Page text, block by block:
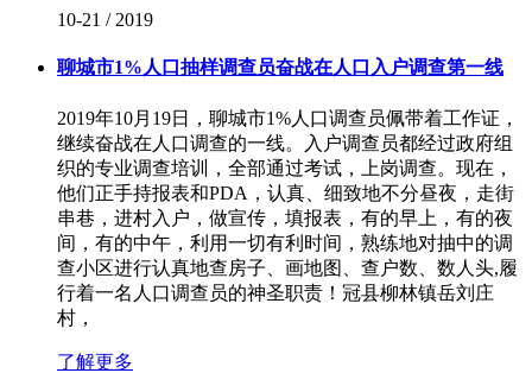
10-21 / 2019
聊城市1%人口抽样调查员奋战在人口入户调查第一线
2019年10月19日，聊城市1%人口调查员佩带着工作证，
继续奋战在人口调查的一线。入户调查员都经过政府组
织的专业调查培训，全部通过考试，上岗调查。现在，
他们正手持报表和PDA，认真、细致地不分昼夜，走街
串巷，进村入户，做宣传，填报表，有的早上，有的夜
间，有的中午，利用一切有利时间，熟练地对抽中的调
查小区进行认真地查房子、画地图、查户数、数人头,履
行着一名人口调查员的神圣职责！冠县柳林镇岳刘庄
村，
了解更多